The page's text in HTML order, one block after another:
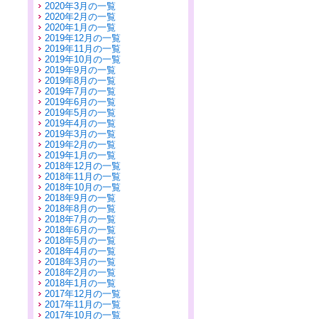
2020年3月の一覧
2020年2月の一覧
2020年1月の一覧
2019年12月の一覧
2019年11月の一覧
2019年10月の一覧
2019年9月の一覧
2019年8月の一覧
2019年7月の一覧
2019年6月の一覧
2019年5月の一覧
2019年4月の一覧
2019年3月の一覧
2019年2月の一覧
2019年1月の一覧
2018年12月の一覧
2018年11月の一覧
2018年10月の一覧
2018年9月の一覧
2018年8月の一覧
2018年7月の一覧
2018年6月の一覧
2018年5月の一覧
2018年4月の一覧
2018年3月の一覧
2018年2月の一覧
2018年1月の一覧
2017年12月の一覧
2017年11月の一覧
2017年10月の一覧